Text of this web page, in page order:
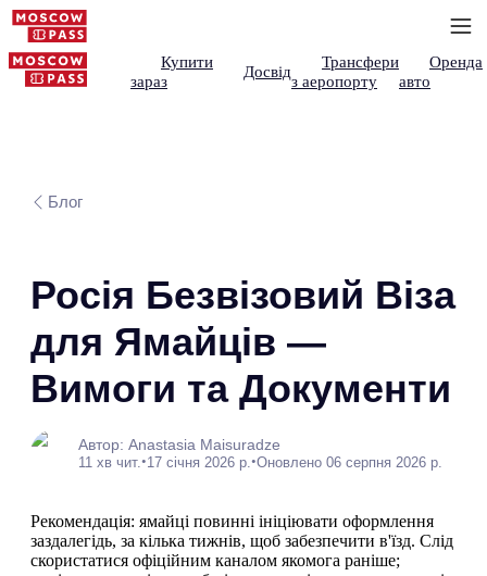
Купити
зараз
Досвід
Трансфери
з аеропорту
Оренда
авто
Блог
Росія Безвізовий Віза
для Ямайців —
Вимоги та Документи
Автор: Anastasia Maisuradze
11 хв чит. •17 січня 2026 р. •Оновлено 06 серпня 2026 р.
Рекомендація: ямайці повинні ініціювати оформлення
заздалегідь, за кілька тижнів, щоб забезпечити в'їзд. Слід
скористатися офіційним каналом якомога раніше;